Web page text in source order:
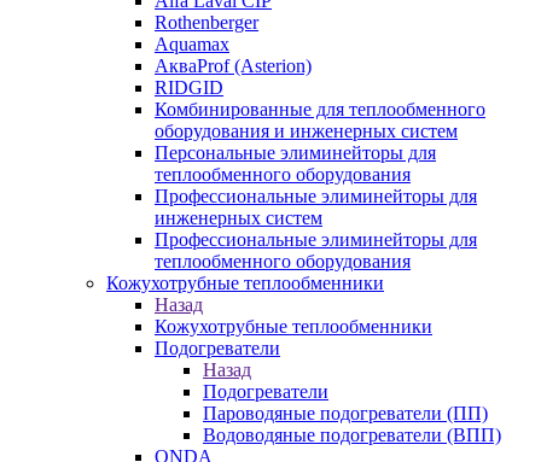
Rothenberger
Aquamax
АкваProf (Asterion)
RIDGID
Комбинированные для теплообменного
оборудования и инженерных систем
Персональные элиминейторы для
теплообменного оборудования
Профессиональные элиминейторы для
инженерных систем
Профессиональные элиминейторы для
теплообменного оборудования
Кожухотрубные теплообменники
Назад
Кожухотрубные теплообменники
Подогреватели
Назад
Подогреватели
Пароводяные подогреватели (ПП)
Водоводяные подогреватели (ВПП)
ONDA